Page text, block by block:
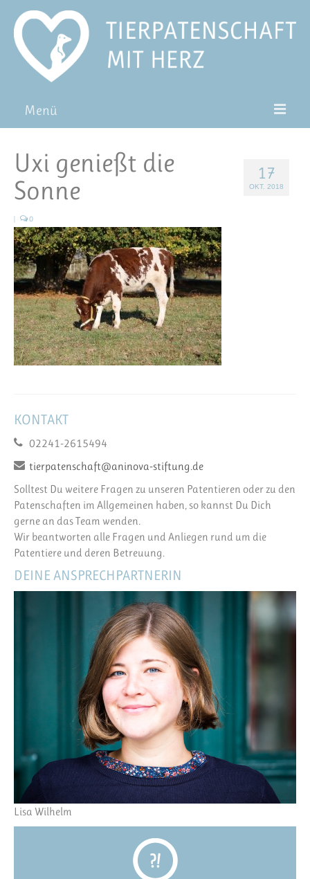
Menü
Pat*in werden
Blog
FAQ
17
OKT. 2018
Uxi genießt die
Sonne
| 0
KONTAKT
02241-2615494
tierpatenschaft@aninova-stiftung.de
Solltest Du weitere Fragen zu unseren Patentieren oder zu den
Patenschaften im Allgemeinen haben, so kannst Du Dich
gerne an das Team wenden.
Wir beantworten alle Fragen und Anliegen rund um die
Patentiere und deren Betreuung.
DEINE ANSPRECHPARTNERIN
Lisa Wilhelm